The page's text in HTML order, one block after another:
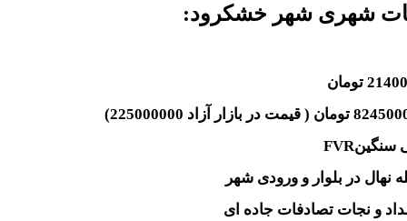
شهری شهر خشکرود:
FVR